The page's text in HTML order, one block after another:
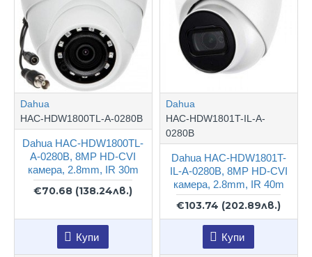
Dahua
HAC-HDW1800TL-A-0280B
Dahua HAC-HDW1800TL-
A-0280B, 8MP HD-CVI
камера, 2.8mm, IR 30m
€70.68 (138.24лв.)
Купи
Dahua
HAC-HDW1801T-IL-A-
0280B
Dahua HAC-HDW1801T-
IL-A-0280B, 8MP HD-CVI
камера, 2.8mm, IR 40m
€103.74 (202.89лв.)
Купи